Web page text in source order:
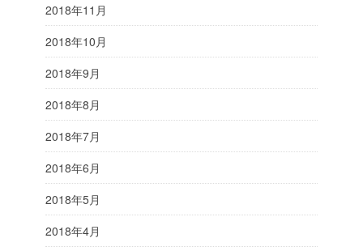
2018年11月
2018年10月
2018年9月
2018年8月
2018年7月
2018年6月
2018年5月
2018年4月